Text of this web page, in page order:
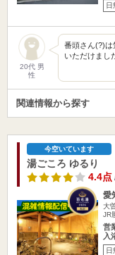
日
20代 男
性
番頭さん(?)は
いただけまし
関連情報から探す
今空いています
湯ごころ ゆるり
4.4点
愛
大
JR
営
入
日